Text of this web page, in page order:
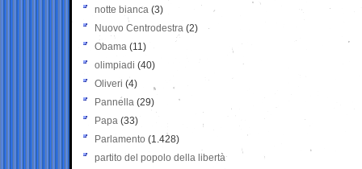
notte bianca (3)
Nuovo Centrodestra (2)
Obama (11)
olimpiadi (40)
Oliveri (4)
Pannella (29)
Papa (33)
Parlamento (1.428)
partito del popolo della libertà